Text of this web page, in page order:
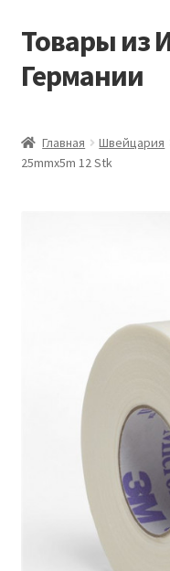
Перейти
навигации
Перейти
содержимому
Товары из
Германии
Виды доставки
Мой аккаунт
Оставить отзыв
Оформление заказа
Подтверждение
Главная Швейцария
25mmx5m 12 Stk